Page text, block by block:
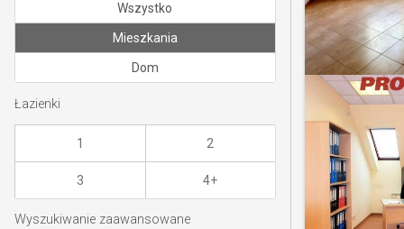
Wszystko
Mieszkania
Dom
Łazienki
1 2
3 4+
Wyszukiwanie zaawansowane